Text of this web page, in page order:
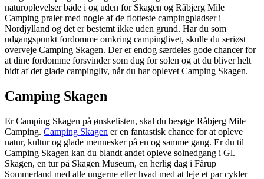
naturoplevelser både i og uden for Skagen og Råbjerg Mile
Camping praler med nogle af de flotteste campingpladser i
Nordjylland og det er bestemt ikke uden grund. Har du som
udgangspunkt fordomme omkring campinglivet, skulle du seriøst
overveje Camping Skagen. Der er endog særdeles gode chancer for
at dine fordomme forsvinder som dug for solen og at du bliver helt
bidt af det glade campingliv, når du har oplevet Camping Skagen.
Camping Skagen
Er Camping Skagen på ønskelisten, skal du besøge Råbjerg Mile
Camping. Camping Skagen er en fantastisk chance for at opleve
natur, kultur og glade mennesker på en og samme gang. Er du til
Camping Skagen kan du blandt andet opleve solnedgang i Gl.
Skagen, en tur på Skagen Museum, en herlig dag i Fårup
Sommerland med alle ungerne eller hvad med at leje et par cykler